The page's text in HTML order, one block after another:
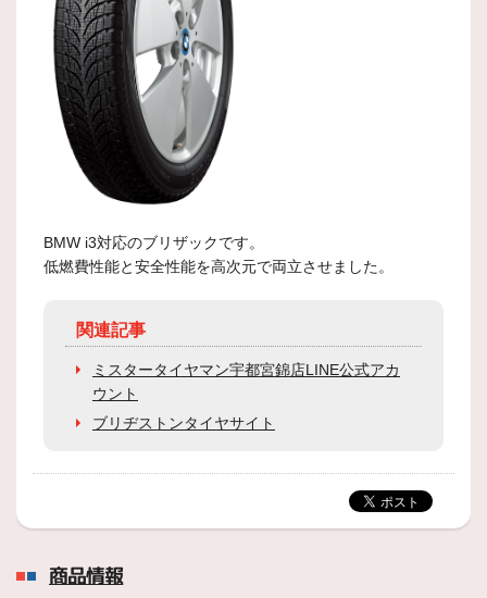
BMW i3対応のブリザックです。
低燃費性能と安全性能を高次元で両立させました。
関連記事
ミスタータイヤマン宇都宮錦店LINE公式アカ
ウント
ブリヂストンタイヤサイト
商品情報